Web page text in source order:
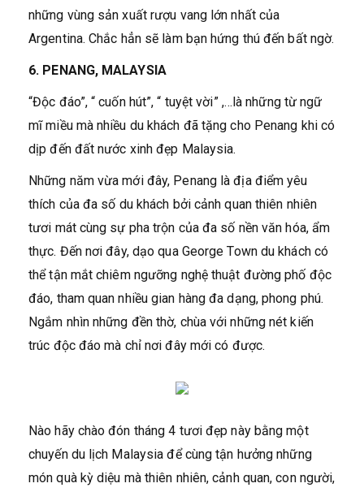
những vùng sản xuất rượu vang lớn nhất của
Argentina. Chắc hẳn sẽ làm bạn hứng thú đến bất ngờ.
6. PENANG, MALAYSIA
“Độc đáo”, “ cuốn hút”, “ tuyệt vời” ,…là những từ ngữ
mĩ miều mà nhiều du khách đã tặng cho Penang khi có
dịp đến đất nước xinh đẹp Malaysia.
Những năm vừa mới đây, Penang là địa điểm yêu
thích của đa số du khách bởi cảnh quan thiên nhiên
tươi mát cùng sự pha trộn của đa số nền văn hóa, ẩm
thực. Đến nơi đây, dạo qua George Town du khách có
thể tận mắt chiêm ngưỡng nghệ thuật đường phố độc
đáo, tham quan nhiều gian hàng đa dạng, phong phú.
Ngắm nhìn những đền thờ, chùa với những nét kiến
trúc độc đáo mà chỉ nơi đây mới có được.
Nào hãy chào đón tháng 4 tươi đẹp này bằng một
chuyến du lịch Malaysia để cùng tận hưởng những
món quà kỳ diệu mà thiên nhiên, cảnh quan, con người,